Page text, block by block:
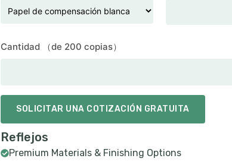
Cantidad （de 200 copias）
SOLICITAR UNA COTIZACIÓN GRATUITA
Reflejos
Premium Materials & Finishing Options